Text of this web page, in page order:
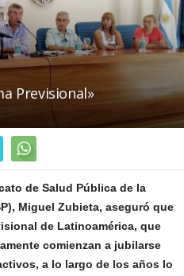
Previsional»
de Salud Pública de la
Miguel Zubieta, aseguró que
de Latinoamérica, que
comienzan a jubilarse
a lo largo de los años lo